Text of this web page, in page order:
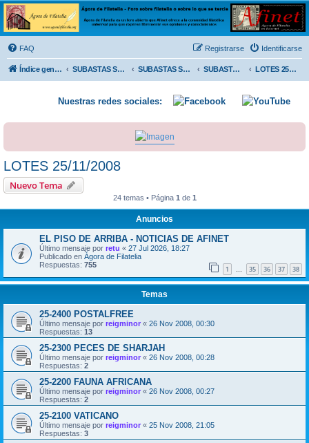
Ágora de Filatelia
Foro sobre filatelia o sobre lo que se tercie. Ágora de Filatelia es un foro abierto que Afinet
ofrece a la comunidad filatélica universal para que exprese libremente sus opiniones y
conocimientos
FAQ Identificarse
Registrarse
Índice general SUBASTAS SOLIDARIAS (In memoriam MENDOZA) SUBASTAS SOLIDARIAS 2025 y anteriores SUBASTAS SOLIDARIAS 2008 LOTES 25/11/2008
Nuestras redes sociales:
LOTES 25/11/2008
Nuevo Tema
24 temas • Página 1 de 1
Anuncios
EL PISO DE ARRIBA - NOTICIAS DE AFINET
Último mensaje por retu « 27 Jul 2026, 18:27
Publicado en Ágora de Filatelia
Respuestas: 755 1 … 35 36 37 38
Temas
25-2400 POSTALFREE
Último mensaje por reigminor « 26 Nov 2008, 00:30
Respuestas: 13
25-2300 PECES DE SHARJAH
Último mensaje por reigminor « 26 Nov 2008, 00:28
Respuestas: 2
25-2200 FAUNA AFRICANA
Último mensaje por reigminor « 26 Nov 2008, 00:27
Respuestas: 2
25-2100 VATICANO
Último mensaje por reigminor « 25 Nov 2008, 21:05
Respuestas: 3